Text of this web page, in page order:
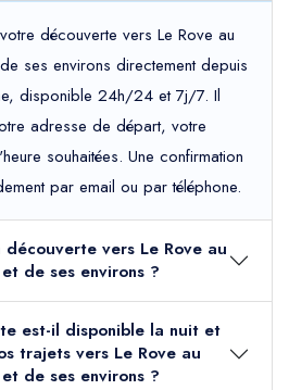
découverte vers Le Rove au
ses environs directement depuis
disponible 24h/24 et 7j/7. Il
adresse de départ, votre
souhaitées. Une confirmation
par email ou par téléphone.
vers Le Rove au
de ses environs ?
est-il disponible la nuit et
trajets vers Le Rove au
de ses environs ?